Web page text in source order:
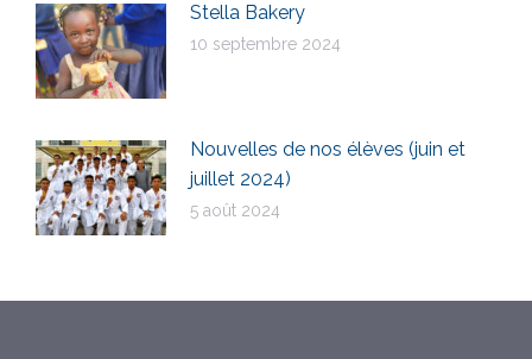
Stella Bakery
10 septembre 2024
Nouvelles de nos élèves (juin et
juillet 2024)
5 août 2024